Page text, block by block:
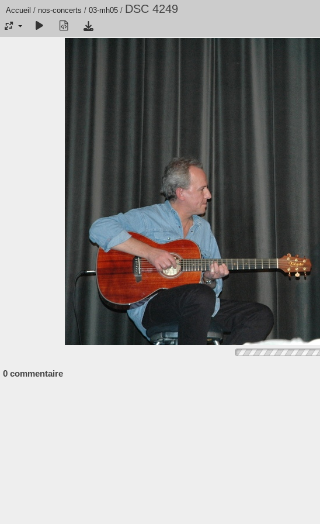
Accueil / nos-concerts / 03-mh05 / DSC 4249
0 commentaire